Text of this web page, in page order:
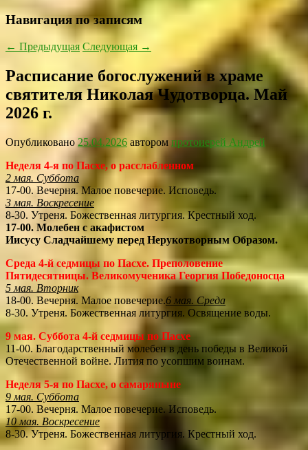
Навигация по записям
← Предыдущая Следующая →
Расписание богослужений в храме
святителя Николая Чудотворца. Май
2026 г.
Опубликовано 25.04.2026 автором протоиерей Андрей
Неделя 4-я по Пасхе, о расслабленном
2 мая. Суббота
17-00. Вечерня. Малое повечерие. Исповедь.
3 мая. Воскресение
8-30. Утреня. Божественная литургия. Крестный ход.
17-00. Молебен с акафистом
Иисусу Сладчайшему перед Нерукотворным Образом.
Среда 4-й седмицы по Пасхе. Преполовение
Пятидесятницы. Великомученика Георгия Победоносца
5 мая. Вторник
18-00. Вечерня. Малое повечерие.6 мая. Среда
8-30. Утреня. Божественная литургия. Освящение воды.
9 мая. Суббота 4-й седмицы по Пасхе
11-00. Благодарственный молебен в день победы в Великой
Отечественной войне. Лития по усопшим воинам.
Неделя 5-я по Пасхе, о самаряныне
9 мая. Суббота
17-00. Вечерня. Малое повечерие. Исповедь.
10 мая. Воскресение
8-30. Утреня. Божественная литургия. Крестный ход.